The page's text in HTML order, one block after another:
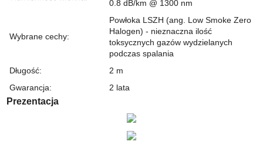
0.8 dB/km @ 1300 nm
Wybrane cechy:
Powłoka LSZH (ang. Low Smoke Zero
Halogen) - nieznaczna ilość
toksycznych gazów wydzielanych
podczas spalania
Długość:
2 m
Gwarancja: 2 lata
Prezentacja